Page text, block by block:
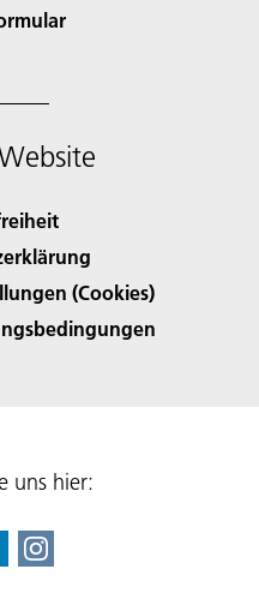
(Cookies)
uns hier: